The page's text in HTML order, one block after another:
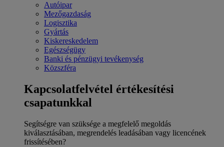
Autóipar
Mezőgazdaság
Logisztika
Gyártás
Kiskereskedelem
Egészségügy
Banki és pénzügyi tevékenység
Közszféra
Kapcsolatfelvétel értékesítési
csapatunkkal
Segítségre van szüksége a megfelelő megoldás
kiválasztásában, megrendelés leadásában vagy licencének
frissítésében?